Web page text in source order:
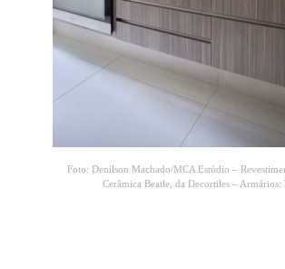
Foto: Denilson Machado/MCA Estúdio –
Cerâmica Beatle, da Decortiles – Armários: